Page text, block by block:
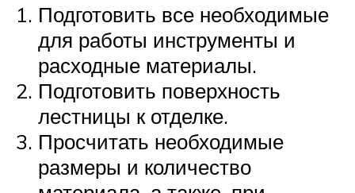
Подготовить все необходимые
для работы инструменты и
расходные материалы.
Подготовить поверхность
лестницы к отделке.
Просчитать необходимые
размеры и количество